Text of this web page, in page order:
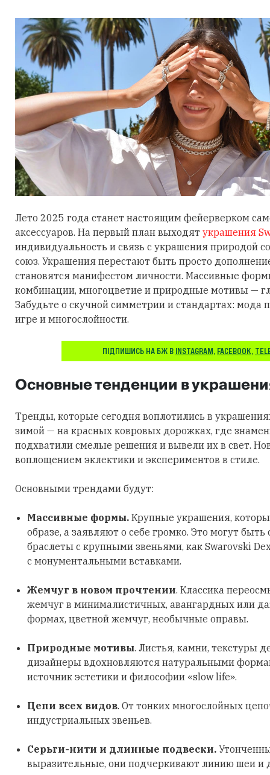
Лето 2025 года станет настоящим фейерверком
аксессуаров. На первый план выходят украшения
индивидуальность и связь с украшения природой
союз. Украшения перестают быть просто
становятся манифестом личности. Массивные
комбинации, многоцветие и природные мотивы —
Забудьте о скучной симметрии и стандартах: мода
игре и многослойности.
ПІДПИШИСЬ НА БЖ В INSTAGRAM, FACEBOOK,
Основные тенденции в
Тренды, которые сегодня воплотились в
зимой — на красных ковровых дорожках, где
подхватили смелые решения и вывели их в свет.
воплощением эклектики и экспериментов в стиле.
Основными трендами будут:
Массивные формы. Крупные украшения,
образе, а заявляют о себе громко. Это могут быть
браслеты с крупными звеньями, как Swarovski
с монументальными вставками.
Жемчуг в новом прочтении. Классика
жемчуг в минималистичных, авангардных или
формах, цветной жемчуг, необычные оправы.
Природные мотивы. Листья, камни, текстуры
дизайнеры вдохновляются натуральными
источник эстетики и философии «slow life».
Цепи всех видов. От тонких многослойных
индустриальных звеньев.
Серьги-нити и длинные подвески.
выразительные, они подчеркивают линию шеи и